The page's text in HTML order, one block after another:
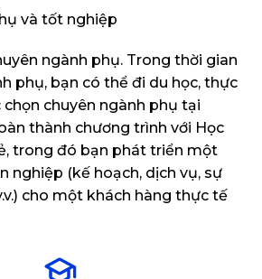
và tốt nghiệp
ngành phụ. Trong thời gian
phụ, bạn có thể đi du học, thực
chuyên ngành phụ tại
thành chương trình với Học
trong đó bạn phát triển một
nghiệp (kế hoạch, dịch vụ, sự
cho một khách hàng thực tế